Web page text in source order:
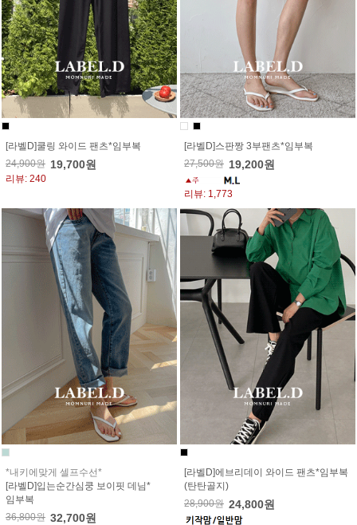
[라벨D]쿨링 와이드 팬츠*임부복
24,900원 19,700원
리뷰: 240
[라벨D]스판짱 3부팬츠*임부복
27,500원 19,200원
리뷰: 1,773
*내키에맞게 셀프수선*
[라벨D]입는순간심쿵 보이핏 데님*
임부복
36,800원 32,700원
[라벨D]에브리데이 와이드 팬츠*임부복
(탄탄골지)
28,900원 24,800원